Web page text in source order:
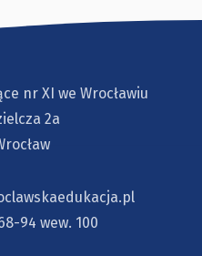
nr XI we Wrocławiu
2a
94 wew. 100